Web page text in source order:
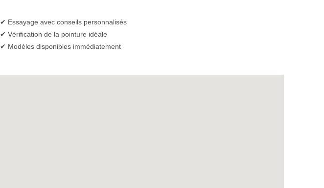
✔ Essayage avec conseils personnalisés
✔ Vérification de la pointure idéale
✔ Modèles disponibles immédiatement